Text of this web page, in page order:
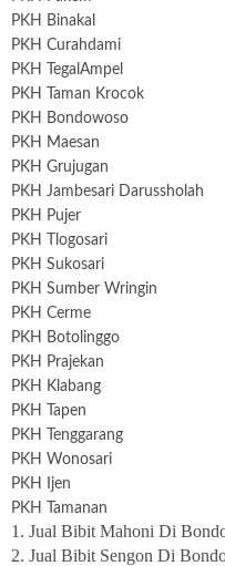
PKH Binakal
PKH Curahdami
PKH TegalAmpel
PKH Taman Krocok
PKH Bondowoso
PKH Maesan
PKH Grujugan
PKH Jambesari Darussholah
PKH Pujer
PKH Tlogosari
PKH Sukosari
PKH Sumber Wringin
PKH Cerme
PKH Botolinggo
PKH Prajekan
PKH Klabang
PKH Tapen
PKH Tenggarang
PKH Wonosari
PKH Ijen
PKH Tamanan
1. Jual Bibit Mahoni Di
2. Jual Bibit Sengon Di